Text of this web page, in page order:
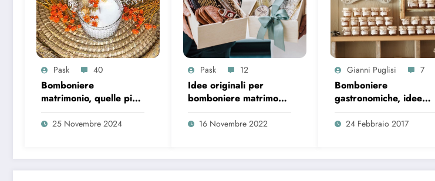
Pask 40
Bomboniere
matrimonio, quelle più
originali per stupire gli
invitati
25 Novembre 2024
Pask 12
Idee originali per
bomboniere matrimonio
2022-2023
16 Novembre 2022
Gianni Puglisi 7
Bomboniere
gastronomiche, idee
per un matrimonio
green
24 Febbraio 2017